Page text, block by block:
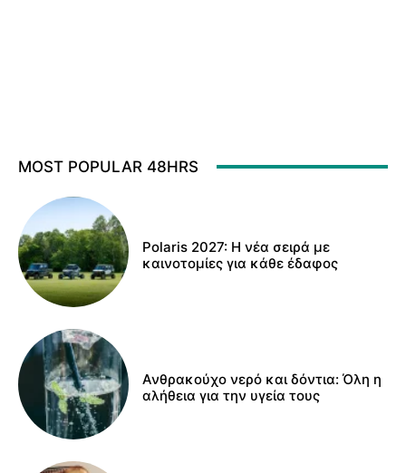
MOST POPULAR 48HRS
Polaris 2027: Η νέα σειρά με
καινοτομίες για κάθε έδαφος
Ανθρακούχο νερό και δόντια: Όλη η
αλήθεια για την υγεία τους